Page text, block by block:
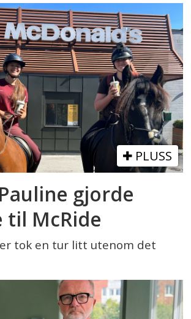
PLUSS
gjorde
til McRide
tok en tur litt utenom det